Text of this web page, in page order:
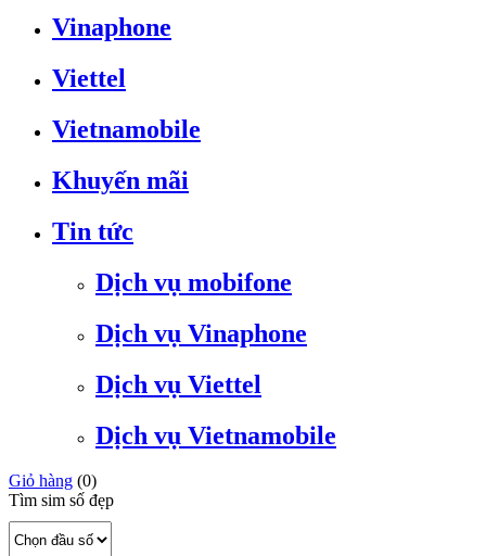
Vinaphone
Viettel
Vietnamobile
Khuyến mãi
Tin tức
Dịch vụ mobifone
Dịch vụ Vinaphone
Dịch vụ Viettel
Dịch vụ Vietnamobile
Giỏ hàng (0)
Tìm sim số đẹp